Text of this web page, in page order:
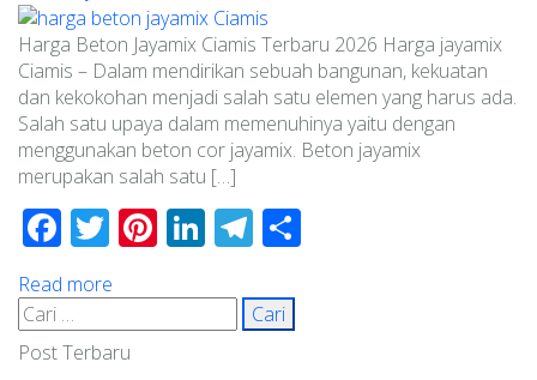
Harga Beton Jayamix Ciamis Terbaru 2026 Harga jayamix
Ciamis – Dalam mendirikan sebuah bangunan, kekuatan
dan kekokohan menjadi salah satu elemen yang harus ada.
Salah satu upaya dalam memenuhinya yaitu dengan
menggunakan beton cor jayamix. Beton jayamix
merupakan salah satu […]
Facebook
Twitter
Pinterest
LinkedIn
Telegram
Read more
Cari
untuk:
Post Terbaru